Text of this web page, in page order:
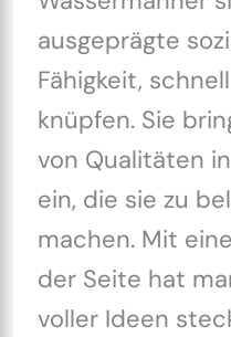
ausgeprägte
Fähigkeit,
knüpfen. Sie
von Qualitäten
ein, die sie zu
machen. Mit
der Seite hat
voller Ideen